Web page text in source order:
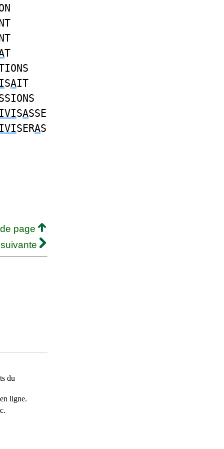
T
SAIT
IVISASSE
IVISERAS
page
du
ligne.